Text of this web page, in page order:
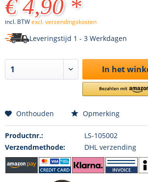
€ 4,90 *
incl. BTWexcl. verzendingskosten
Leveringstijd 1 - 3 Werkdagen
In het
Onthouden Opmerking
Productnr.:
LS-105002
Verzendmethode:
DHL verzending